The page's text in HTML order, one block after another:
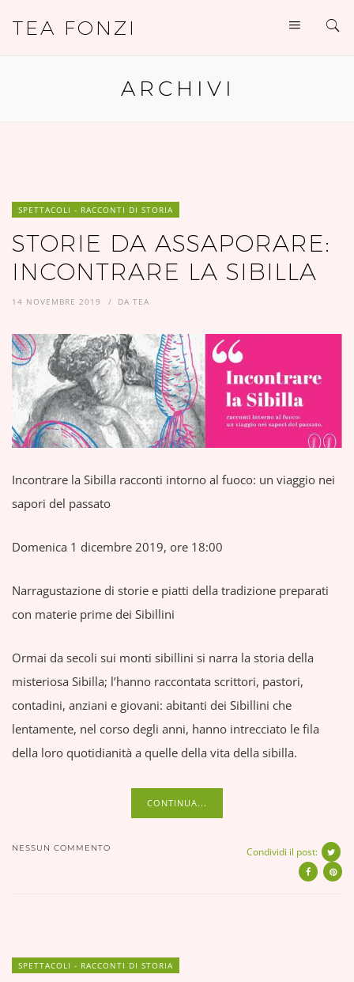
TEA FONZI
ARCHIVI
SPETTACOLI - RACCONTI DI STORIA
STORIE DA ASSAPORARE:
INCONTRARE LA SIBILLA
14 NOVEMBRE 2019 DA TEA
Incontrare la Sibilla racconti intorno al fuoco: un viaggio nei
sapori del passato
Domenica 1 dicembre 2019, ore 18:00
Narragustazione di storie e piatti della tradizione preparati
con materie prime dei Sibillini
Ormai da secoli sui monti sibillini si narra la storia della
misteriosa Sibilla; l’hanno raccontata scrittori, pastori,
contadini, anziani e giovani: abitanti dei Sibillini che
lentamente, nel corso degli anni, hanno intrecciato le fila
della loro quotidianità a quelle della vita della sibilla.
CONTINUA...
NESSUN COMMENTO Condividi il post:
SPETTACOLI - RACCONTI DI STORIA